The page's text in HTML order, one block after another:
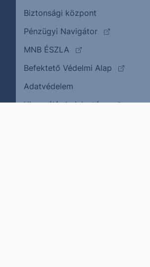
Biztonsági központ
Pénzügyi Navigátor
(külső
MNB ÉSZLA
(külső oldalra ugrik)
Befektető Védelmi Alap
(külső
Adatvédelem
Visszaélés bejelentése(külső